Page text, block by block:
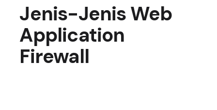
Jenis-Jenis Web
Application
Firewall